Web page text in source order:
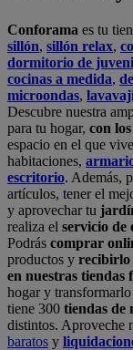
Conforama es tu
sillón, sillón relax,
dormitorio de
cocinas a medida,
microondas,
Descubre nuestra
para tu hogar, con
espacio en el que
habitaciones,
escritorio. Además,
artículos, tener el
y aprovechar tu
realiza el servicio de
Podrás comprar
productos y recibirlo
en nuestras tiendas
hogar y
tiene 300 tiendas de
distintos. Aproveche
baratos y